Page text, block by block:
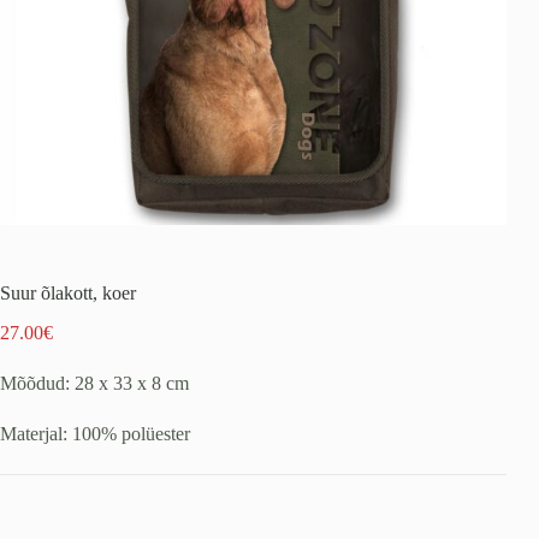
Suur õlakott, koer
27.00€
Mõõdud: 28 x 33 x 8 cm
Materjal: 100% polüester